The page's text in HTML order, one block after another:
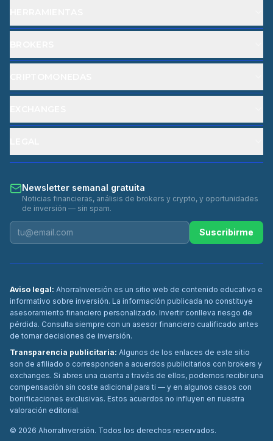
Newsletter semanal gratuita
Noticias financieras, análisis de brokers y crypto, y oportunidades
de inversión — sin spam.
Suscribirme
Aviso legal: AhorraInversión es un sitio web de contenido educativo e
informativo sobre inversión. La información publicada no constituye
asesoramiento financiero personalizado. Invertir conlleva riesgo de
pérdida. Consulta siempre con un asesor financiero cualificado antes
de tomar decisiones de inversión.
Transparencia publicitaria: Algunos de los enlaces de este sitio
son de afiliado o corresponden a acuerdos publicitarios con brokers y
exchanges. Si abres una cuenta a través de ellos, podemos recibir una
compensación sin coste adicional para ti — y en algunos casos con
bonificaciones exclusivas. Estos acuerdos no influyen en nuestra
valoración editorial.
© 2026 AhorraInversión. Todos los derechos reservados.